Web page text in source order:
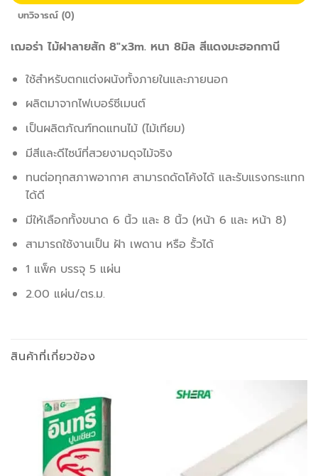
บทวิจารณ์ (0)
เฌอร่า ไม้ฝาลายสัก 8″x3m. หนา 8มิล สีแดงมะฮอกกานี
ใช้สำหรับตกแต่งผนังทั้งภายในและภายนอก
ผลิตมาจากไฟเบอร์ซีเมนต์
เป็นผลิตภัณฑ์ทดแทนไม้ (ไม้เทียม)
มีสีและดีไซน์ที่สวยงามดุจไม้จริง
ทนต่อทุกสภาพอากาศ สามารถดัดโค้งได้ และรับแรงกระแทก
ได้ดี
มีให้เลือกทั้งขนาด 6 นิ้ว และ 8 นิ้ว (หน้า 6 และ หน้า 8)
สามารถใช้งานเป็น ฝ้า เพดาน หรือ รั้วได้
1 แพ็ค บรรจุ 5 แผ่น
2.00 แผ่น/ตร.ม.
สินค้าที่เกี่ยวข้อง